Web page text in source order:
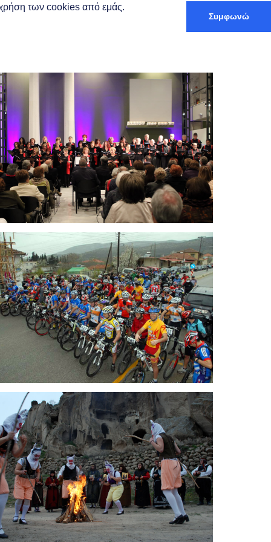
χρήση των cookies από εμάς.
Συμφωνώ
Die Eleftheria – Das Fest
des Apostels Paulus
Zigos Run and MTB Race –
„Waldtrails“
Der Brauch der „Sagia“